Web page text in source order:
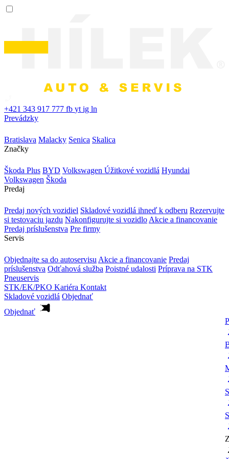
+421 343 917 777 fb yt ig ln
Prevádzky
Bratislava Malacky Senica Skalica
Značky
Škoda Plus BYD Volkswagen Úžitkové vozidlá Hyundai
Volkswagen Škoda
Predaj
Predaj nových vozidiel Skladové vozidlá ihneď k odberu Rezervujte
si testovaciu jazdu Nakonfigurujte si vozidlo Akcie a financovanie
Predaj príslušenstva Pre firmy
Servis
Objednajte sa do autoservisu Akcie a financovanie Predaj
príslušenstva Odťahová služba Poistné udalosti Príprava na STK
Pneuservis
STK/EK/PKO Kariéra Kontakt
Skladové vozidlá Objednať
Objednať